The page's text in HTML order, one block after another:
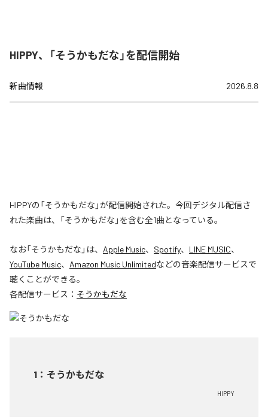
HIPPY、「そうかもだな」を配信開始
新曲情報 2026.8.8
HIPPYの「そうかもだな」が配信開始された。今回デジタル配信さ
れた楽曲は、「そうかもだな」を含む全1曲となっている。
なお「そうかもだな 」は、 Apple Music、 Spotify、 LINE MUSIC、
YouTube Music、 Amazon Music Unlimitedなどの音楽配信サービスで
聴くことができる。
各配信サービス： そうかもだな
1 ： そうかもだな
HIPPY